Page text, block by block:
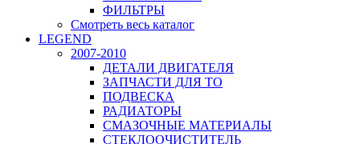
ФИЛЬТРЫ
Смотреть весь каталог
LEGEND
2007-2010
ДЕТАЛИ ДВИГАТЕЛЯ
ЗАПЧАСТИ ДЛЯ ТО
ПОДВЕСКА
РАДИАТОРЫ
СМАЗОЧНЫЕ МАТЕРИАЛЫ
СТЕКЛООЧИСТИТЕЛЬ